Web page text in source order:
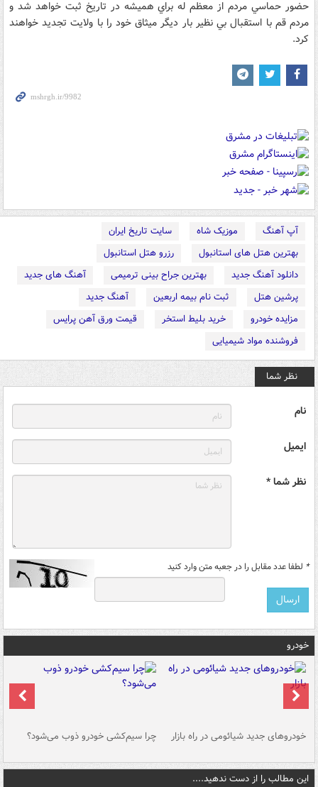
حضور حماسي مردم از معظم له براي هميشه در تاريخ ثبت خواهد شد و
مردم قم با استقبال بي نظير بار ديگر ميثاق خود را با ولايت تجديد خواهند
کرد.
آپ آهنگ موزیک شاه
سایت تاریخ ایران
بهترین هتل های استانبول
رزرو هتل استانبول
دانلود آهنگ جدید
بهترین جراح بینی ترمیمی
آهنگ های جدید
پرشین هتل
ثبت نام بیمه اربعین
آهنگ جدید
مزایده خودرو
خرید بلیط استخر
قیمت ورق آهن پرایس
فروشنده مواد شیمیایی
نظر شما
نام
ایمیل
نظر شما *
* لطفا عدد مقابل را در جعبه متن وارد کنید
خودرو
خودروهای جدید شیائومی در راه بازار چرا سیم‌کشی خودرو ذوب می‌شود؟
این مطالب را از دست ندهید....